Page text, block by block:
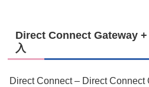
Direct Connect Gateway
入
Direct Connect – Direct Connect